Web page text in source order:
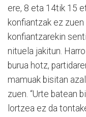
ere, 8 eta 14tik 15
konfiantzak ez zuen
konfiantzarekin
nituela jakitun.
burua hotz,
mamuak bisitan
zuen. “Urte batean
lortzea ez da